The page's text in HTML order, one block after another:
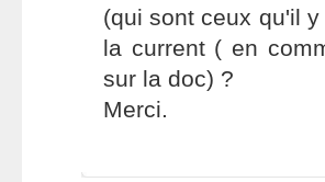
(qui sont ceux qu'il
la current ( en
sur la doc) ?
Merci.